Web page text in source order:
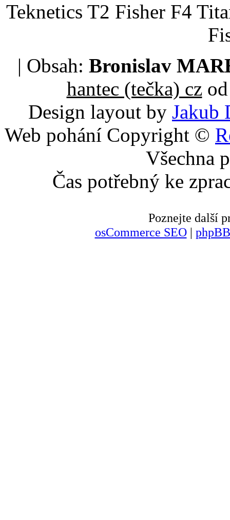
Teknetics T2 Fisher F4
| Obsah: Bronislav
hantec (tečka) czod
Design layout by Jakub
Web pohání Copyright ©
Všechna
Čas potřebný ke
Poznejte další
osCommerce SEO|